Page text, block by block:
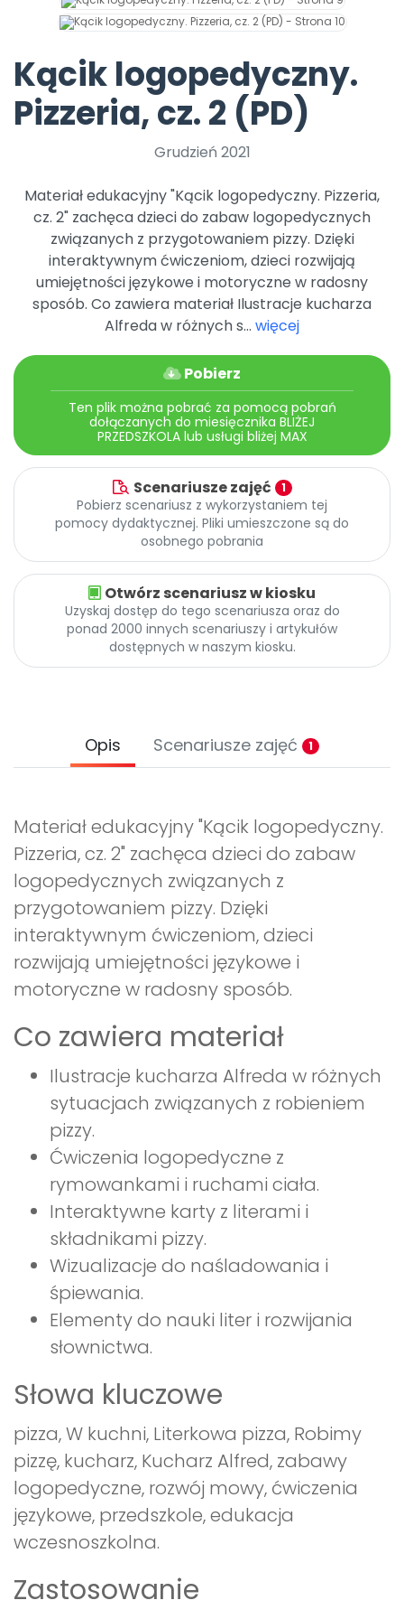
Archiwalne numery
Promocje
Kącik logopedyczny.
Pizzeria, cz. 2 (PD)
Grudzień 2021
Materiał edukacyjny "Kącik logopedyczny. Pizzeria,
cz. 2" zachęca dzieci do zabaw logopedycznych
związanych z przygotowaniem pizzy. Dzięki
interaktywnym ćwiczeniom, dzieci rozwijają
umiejętności językowe i motoryczne w radosny
sposób. Co zawiera materiał Ilustracje kucharza
Alfreda w różnych s... więcej
Pobierz
Ten plik można pobrać za pomocą pobrań
dołączanych do miesięcznika BLIŻEJ
PRZEDSZKOLA lub usługi bliżej MAX
Scenariusze zajęć 1
Pobierz scenariusz z wykorzystaniem tej
pomocy dydaktycznej. Pliki umieszczone są do
osobnego pobrania
Otwórz scenariusz w kiosku
Uzyskaj dostęp do tego scenariusza oraz do
ponad 2000 innych scenariuszy i artykułów
dostępnych w naszym kiosku.
Opis Scenariusze zajęć 1
Materiał edukacyjny "Kącik logopedyczny.
Pizzeria, cz. 2" zachęca dzieci do zabaw
logopedycznych związanych z
przygotowaniem pizzy. Dzięki
interaktywnym ćwiczeniom, dzieci
rozwijają umiejętności językowe i
motoryczne w radosny sposób.
Co zawiera materiał
Ilustracje kucharza Alfreda w różnych
sytuacjach związanych z robieniem
pizzy.
Ćwiczenia logopedyczne z
rymowankami i ruchami ciała.
Interaktywne karty z literami i
składnikami pizzy.
Wizualizacje do naśladowania i
śpiewania.
Elementy do nauki liter i rozwijania
słownictwa.
Słowa kluczowe
pizza, W kuchni, Literkowa pizza, Robimy
pizzę, kucharz, Kucharz Alfred, zabawy
logopedyczne, rozwój mowy, ćwiczenia
językowe, przedszkole, edukacja
wczesnoszkolna.
Zastosowanie